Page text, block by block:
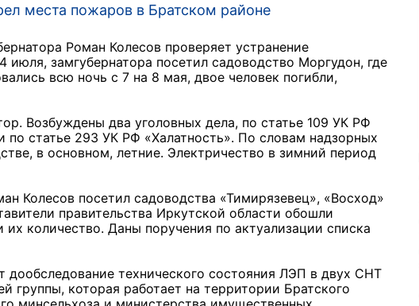
места пожаров в Братском районе
Роман Колесов проверяет устранение
июля, замгубернатора посетил садоводство Моргудон, где
всю ночь с 7 на 8 мая, двое человек погибли,
Возбуждены два уголовных дела, по статье 109 УК РФ
статье 293 УК РФ «Халатность». По словам надзорных
в основном, летние. Электричество в зимний период
Колесов посетил садоводства «Тимирязевец», «Восход»
правительства Иркутской области обошли
количество. Даны поручения по актуализации списка
дообследование технического состояния ЛЭП в двух СНТ
группы, которая работает на территории Братского